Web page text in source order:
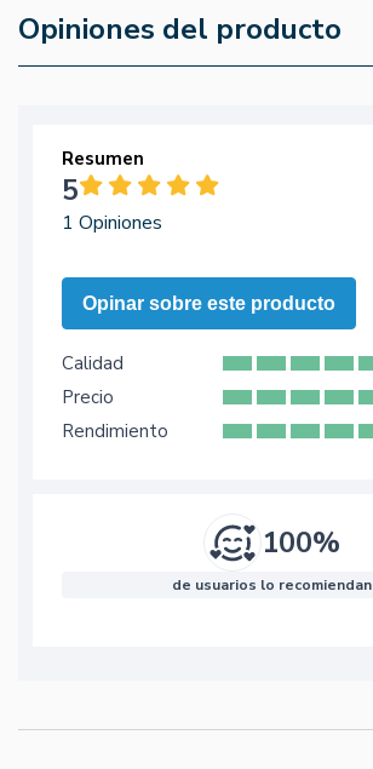
Opiniones del producto
Resumen
5
1 Opiniones
Opinar sobre este producto
Calidad
Precio
Rendimiento
100%
de usuarios lo recomiendan